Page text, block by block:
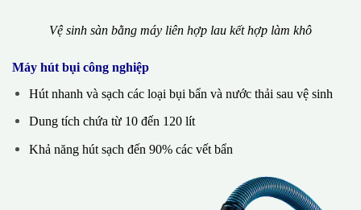
Vệ sinh sàn bằng máy liên hợp lau kết hợp làm khô
Máy hút bụi công nghiệp
Hút nhanh và sạch các loại bụi bẩn và nước thải sau vệ sinh
Dung tích chứa từ 10 đến 120 lít
Khả năng hút sạch đến 90% các vết bẩn